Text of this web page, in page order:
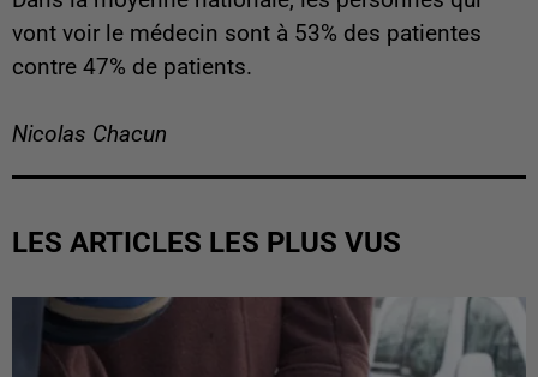
vont voir le médecin sont à 53% des patientes
contre 47% de patients.
Nicolas Chacun
LES ARTICLES LES PLUS VUS